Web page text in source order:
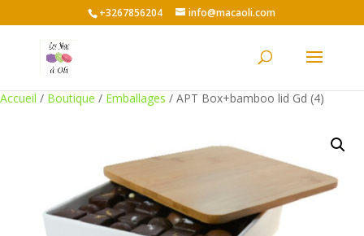
+3267856204 info@macaoli.com
Accueil / Boutique / Emballages / APT Box+bamboo lid Gd (4)